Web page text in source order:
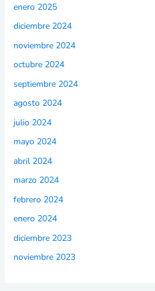
enero 2025
diciembre 2024
noviembre 2024
octubre 2024
septiembre 2024
agosto 2024
julio 2024
mayo 2024
abril 2024
marzo 2024
febrero 2024
enero 2024
diciembre 2023
noviembre 2023